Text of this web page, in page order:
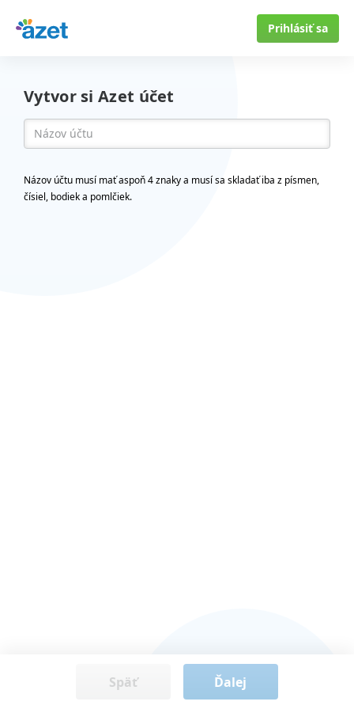
Prihlásiť sa
Vytvor si Azet účet
Názov účtu musí mať aspoň 4 znaky a musí sa skladať iba z písmen,
čísiel, bodiek a pomlčiek.